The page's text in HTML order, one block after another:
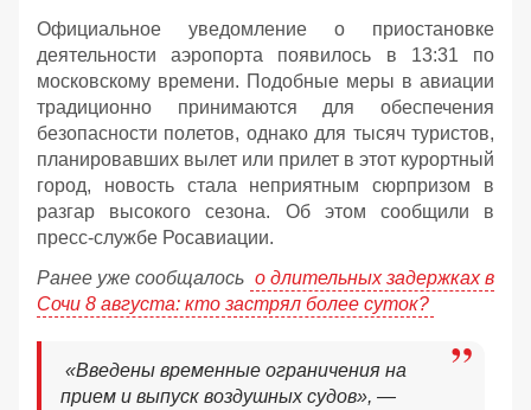
Официальное уведомление о приостановке
деятельности аэропорта появилось в 13:31 по
московскому времени. Подобные меры в авиации
традиционно принимаются для обеспечения
безопасности полетов, однако для тысяч туристов,
планировавших вылет или прилет в этот курортный
город, новость стала неприятным сюрпризом в
разгар высокого сезона. Об этом сообщили в
пресс-службе Росавиации.
Ранее уже сообщалось о длительных задержках в
Сочи 8 августа: кто застрял более суток?
«Введены временные ограничения на
прием и выпуск воздушных судов», —